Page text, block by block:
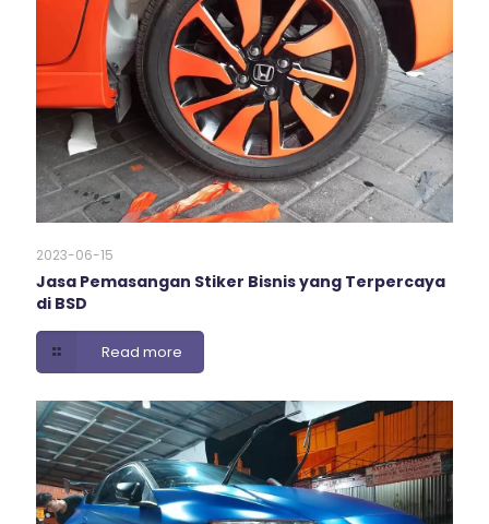
2023-06-15
Jasa Pemasangan Stiker Bisnis yang Terpercaya
di BSD
Read more